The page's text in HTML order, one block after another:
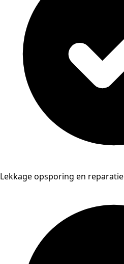
Lekkage opsporing en reparatie